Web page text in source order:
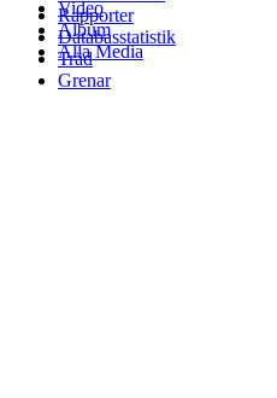
Video
Album
Alla Media
Rapporter
Databasstatistik
Träd
Grenar